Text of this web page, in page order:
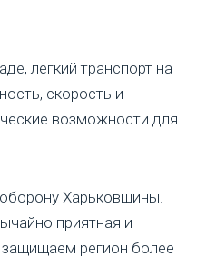
легкий транспорт на
скорость и
возможности для
Харьковщины.
приятная и
регион более